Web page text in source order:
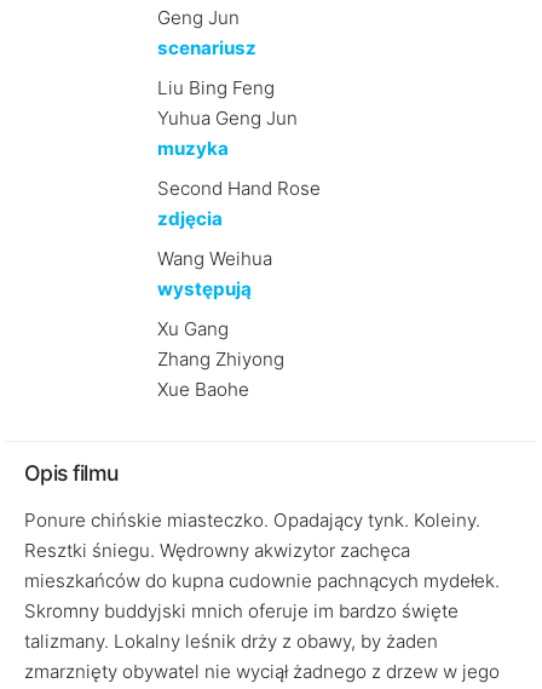
Geng Jun
scenariusz
Liu Bing Feng
Yuhua Geng Jun
muzyka
Second Hand Rose
zdjęcia
Wang Weihua
występują
Xu Gang
Zhang Zhiyong
Xue Baohe
Opis filmu
Ponure chińskie miasteczko. Opadający tynk. Koleiny.
Resztki śniegu. Wędrowny akwizytor zachęca
mieszkańców do kupna cudownie pachnących mydełek.
Skromny buddyjski mnich oferuje im bardzo święte
talizmany. Lokalny leśnik drży z obawy, by żaden
zmarznięty obywatel nie wyciął żadnego z drzew w jego